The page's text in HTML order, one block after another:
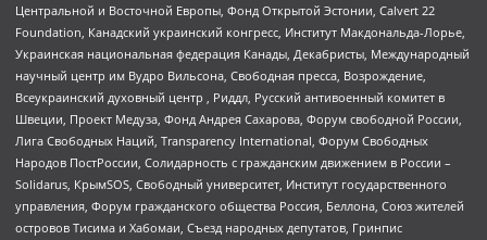
Центральной и Восточной Европы, Фонд Открытой Эстонии, Calvert 22
Foundation, Канадский украинский конгресс, Институт Макдональда-Лорье,
Украинская национальная федерация Канады, Декабристы, Международный
научный центр им Вудро Вильсона, Свободная пресса, Возрождение,
Всеукраинский духовный центр , Риддл, Русский антивоенный комитет в
Швеции, Проект Медуза, Фонд Андрея Сахарова, Форум свободной России,
Лига Свободных Наций, Transparеncy International, Форум Свободных
Народов ПостРоссии, Солидарность с гражданским движением в России –
Solidarus, КрымSOS, Свободный университет, Институт государственного
управления, Форум гражданского общества Россия, Беллона, Союз жителей
островов Тисима и Хабомаи, Съезд народных депутатов, Гринпис